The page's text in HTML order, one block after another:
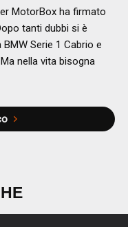
MotorBox ha firmato
tanti dubbi si è
Serie 1 Cabrio e
nella vita bisogna